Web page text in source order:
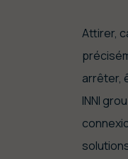
Attirer,
arrêter,
INNI